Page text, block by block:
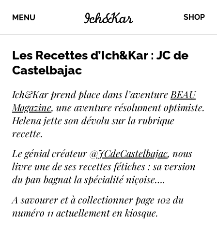
MENU SHOP
Les Recettes d’Ich&Kar : JC de
Castelbajac
Ich&Kar prend place dans l’aventure BEAU
Magazine, une aventure résolument optimiste.
Helena jette son dévolu sur la rubrique
recette.
Le génial créateur@JCdeCastelbajac, nous
livre une de ses recettes fétiches : sa version
du pan bagnat la spécialité niçoise….
A savourer et à collectionner page 102 du
numéro 11 actuellement en kiosque.